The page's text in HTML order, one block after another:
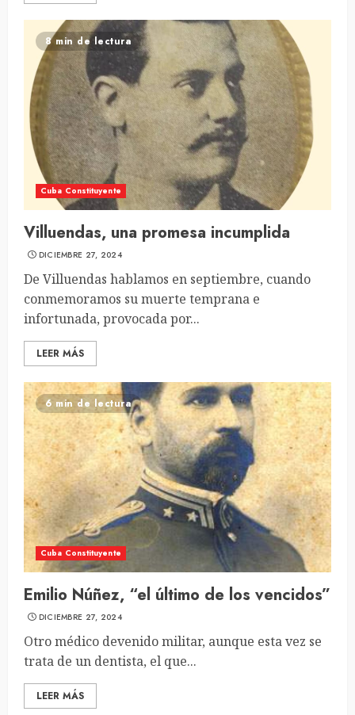
8 min de lectura
Cuba Constituyente
Villuendas, una promesa incumplida
DICIEMBRE 27, 2024
De Villuendas hablamos en septiembre, cuando
conmemoramos su muerte temprana e
infortunada, provocada por...
LEER MÁS
6 min de lectura
Cuba Constituyente
Emilio Núñez, “el último de los vencidos”
DICIEMBRE 27, 2024
Otro médico devenido militar, aunque esta vez se
trata de un dentista, el que...
LEER MÁS